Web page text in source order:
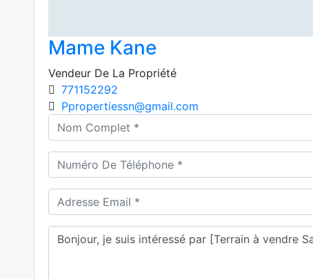
Mame Kane
Vendeur De La Propriété
771152292
Ppropertiessn@gmail.com